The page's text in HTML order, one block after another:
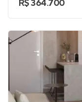
R$ 364.700